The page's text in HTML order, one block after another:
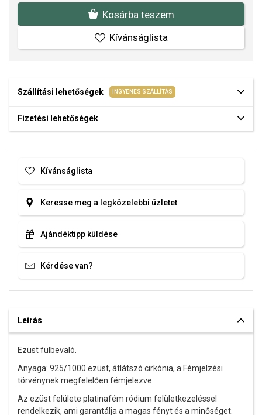
Kosárba teszem
Kívánságlista
Szállítási lehetőségek INGYENES SZÁLLÍTÁS
Fizetési lehetőségek
Kívánságlista
Keresse meg a legközelebbi üzletet
Ajándéktipp küldése
Kérdése van?
Leírás
Ezüst fülbevaló.
Anyaga: 925/1000 ezüst, átlátszó cirkónia, a Fémjelzési
törvénynek megfelelően fémjelezve.
Az ezüst felülete platinafém ródium felületkezeléssel
rendelkezik, ami garantálja a magas fényt és a minőséget.